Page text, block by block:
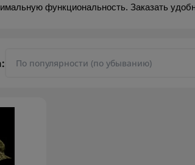
функциональность. Заказать